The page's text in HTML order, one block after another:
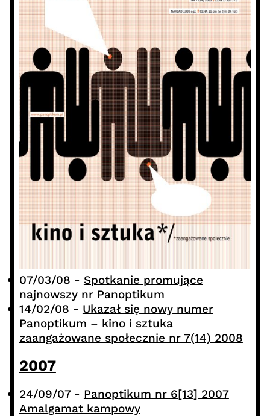
07/03/08 - Spotkanie promujące
najnowszy nr Panoptikum
14/02/08 - Ukazał się nowy numer
Panoptikum – kino i sztuka
zaangażowane społecznie nr 7(14) 2008
2007
24/09/07 - Panoptikum nr 6[13] 2007
Amalgamat kampowy